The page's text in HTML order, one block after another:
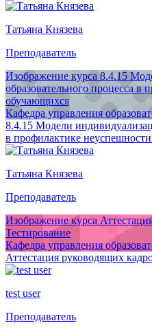
Татьяна Князева
Преподаватель
Изображение курса 8.4.15
образовательного процесса в
обучающихся
Кафедра управления
8.4.15 Модели
в профилактике
Татьяна Князева
Преподаватель
Изображение курса
Тестирование
Кафедра управления
Аттестация руководящих
test user
Преподаватель